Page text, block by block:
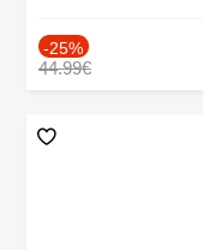
-25%
44.99€